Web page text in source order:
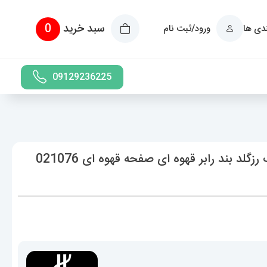
ها ورود/ثبت نام سبد خرید 0
09129236225
ساعت هابلوت مردانه بیگ بنگ کرنوگراف رزگلد بند رابر قهوه ای صفحه قهوه ای 021076